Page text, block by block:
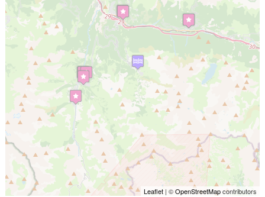
Leaflet | ©OpenStreetMapcontributors